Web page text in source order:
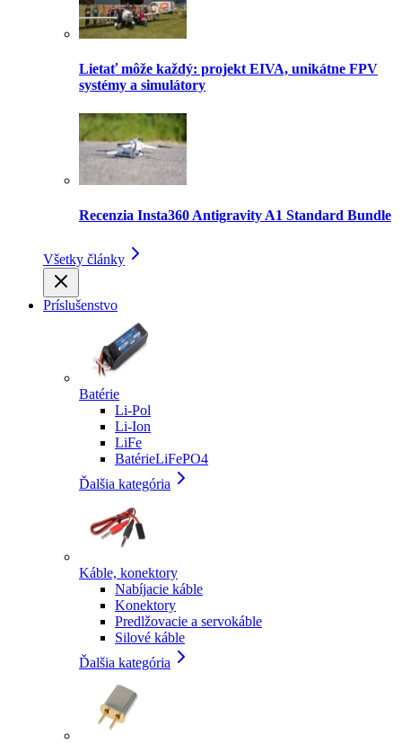
Lietať môže každý: projekt EIVA, unikátne FPV
systémy a simulátory
Recenzia Insta360 Antigravity A1 Standard Bundle
Všetky články
Príslušenstvo
Batérie
Li-Pol
Li-Ion
LiFe
BatérieLiFePO4
Ďalšia kategória
Káble, konektory
Nabíjacie káble
Konektory
Predlžovacie a servokáble
Silové káble
Ďalšia kategória